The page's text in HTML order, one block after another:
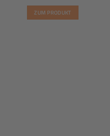
ZUM PRODUKT